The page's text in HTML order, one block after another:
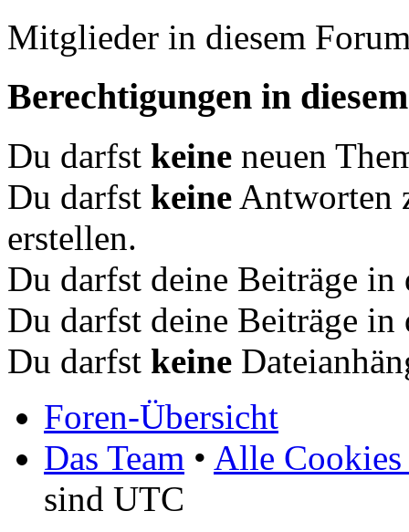
Mitglieder in diesem
Berechtigungen in
Du darfst keine neuen
Du darfst keine Antworten
erstellen.
Du darfst deine Beiträge
Du darfst deine Beiträge
Du darfst keine
Foren-Übersicht
Das Team • Alle Cookies
sind UTC